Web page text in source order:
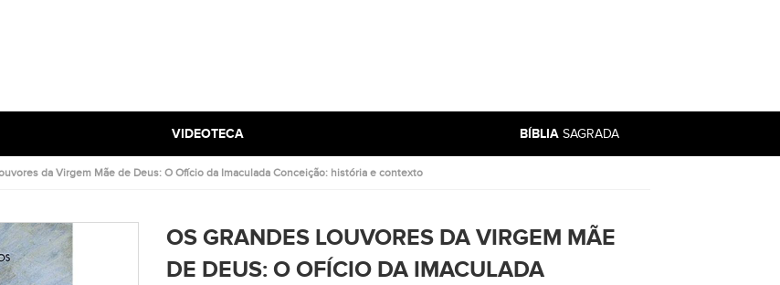
VIDEOTECA BÍBLIA SAGRADA
da Virgem Mãe de Deus: O Ofício da Imaculada Conceição: história e contexto
OS GRANDES LOUVORES DA VIRGEM MÃE
DE DEUS: O OFÍCIO DA IMACULADA